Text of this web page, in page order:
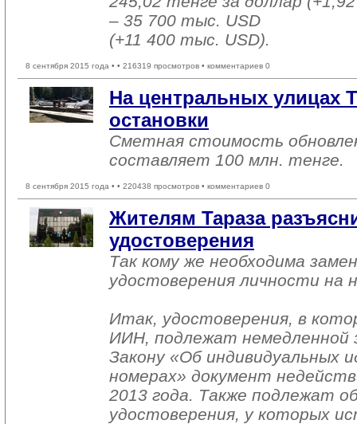
– 35 700 тыс. USD
(+11 400 тыс. USD).
8 сентября 2015 года • • 216319 просмотров • комментариев 0
На центральных улицах
остановки
Сметная стоимость
составляет 100 млн. тенге.
8 сентября 2015 года • • 220438 просмотров • комментариев 0
Жителям Тараза
удостоверения
Так кому же необходима
удостоверения личности на
Итак, удостоверения, в
ИИН, подлежат немедленной
Закону «Об индивидуальных
номерах» документ
2013 года. Также подлежат
удостоверения, у которых